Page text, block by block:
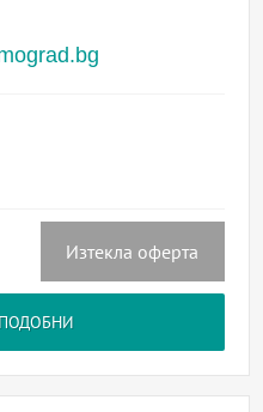
Изтекла оферта